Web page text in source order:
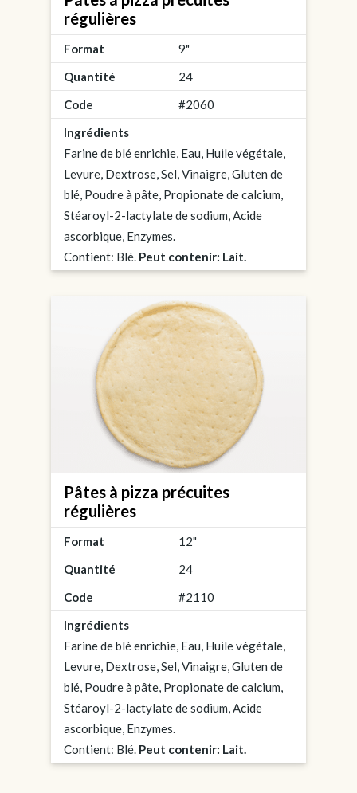
régulières
Format
9"
Quantité
24
Code
#2060
Ingrédients
Farine de blé enrichie, Eau, Huile végétale,
Levure, Dextrose, Sel, Vinaigre, Gluten de
blé, Poudre à pâte, Propionate de calcium,
Stéaroyl-2-lactylate de sodium, Acide
ascorbique, Enzymes.
Contient: Blé. Peut contenir: Lait.
Pâtes à pizza précuites
régulières
Format
12"
Quantité
24
Code
#2110
Ingrédients
Farine de blé enrichie, Eau, Huile végétale,
Levure, Dextrose, Sel, Vinaigre, Gluten de
blé, Poudre à pâte, Propionate de calcium,
Stéaroyl-2-lactylate de sodium, Acide
ascorbique, Enzymes.
Contient: Blé. Peut contenir: Lait.